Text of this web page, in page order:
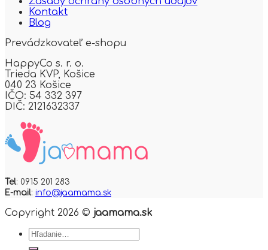
Kontakt
Blog
Prevádzkovateľ e-shopu
HappyCo s. r. o.
Trieda KVP,
Košice
040 23 Košice
IČO: 54 332 397
DIČ: 2121632337
Tel: 0915 201 283
E-mail: info@jaamama.sk
Copyright 2026 © jaamama.sk
Hľadať: